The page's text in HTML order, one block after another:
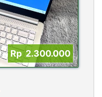
Rp 2.300.000